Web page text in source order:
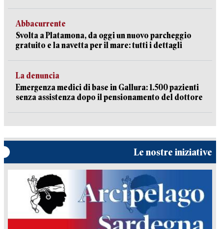
Abbacurrente
Svolta a Platamona, da oggi un nuovo parcheggio
gratuito e la navetta per il mare: tutti i dettagli
La denuncia
Emergenza medici di base in Gallura: 1.500 pazienti
senza assistenza dopo il pensionamento del dottore
Le nostre iniziative